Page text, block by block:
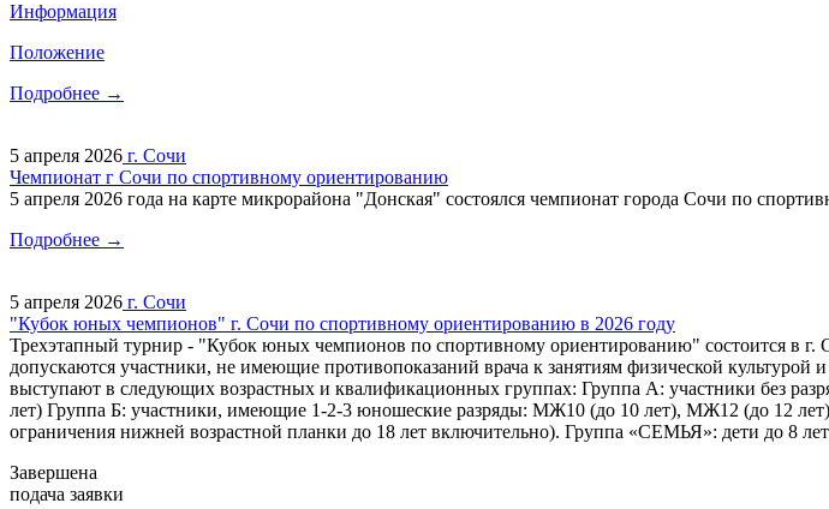
Информация
Положение
Подробнее →
5 апреля 2026 г. Сочи
Чемпионат г Сочи по спортивному ориентированию
5 апреля 2026 года на карте микрорайона "Донская" состоялся чемпионат города Сочи по
Подробнее →
5 апреля 2026 г. Сочи
"Кубок юных чемпионов" г. Сочи по спортивному ориентированию в 2026 году
Трехэтапный турнир - "Кубок юных чемпионов по спортивному ориентированию" состоится в г.
допускаются участники, не имеющие противопоказаний врача к занятиям физической
выступают в следующих возрастных и квалификационных группах: Группа А: участники
лет) Группа Б: участники, имеющие 1-2-3 юношеские разряды: МЖ10 (до 10 лет), МЖ12 (до 12
ограничения нижней возрастной планки до 18 лет включительно). Группа «СЕМЬЯ»: дети до 8
Завершена
подача заявки